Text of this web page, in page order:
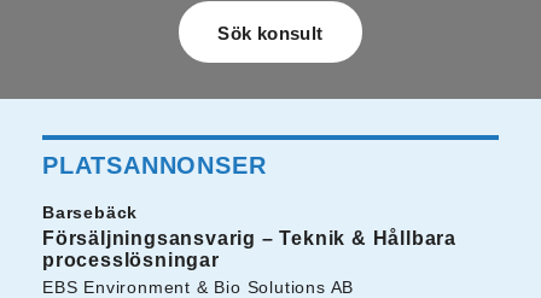
PLATSANNONSER
Barsebäck
Försäljningsansvarig – Teknik & Hållbara
processlösningar
EBS Environment & Bio Solutions AB